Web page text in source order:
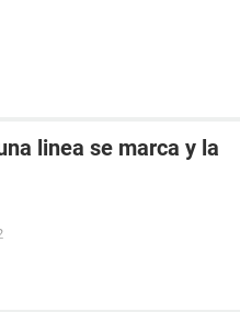
linea se marca y la